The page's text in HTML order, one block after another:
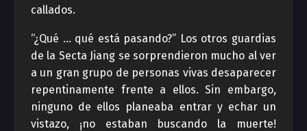
callados.
“¿Qué … qué está pasando?” Los otros guardias
de la Secta Jiang se sorprendieron mucho al ver
a un gran grupo de personas vivas desaparecer
repentinamente frente a ellos. Sin embargo,
ninguno de ellos planeaba entrar y echar un
vistazo, ¡no estaban buscando la muerte!